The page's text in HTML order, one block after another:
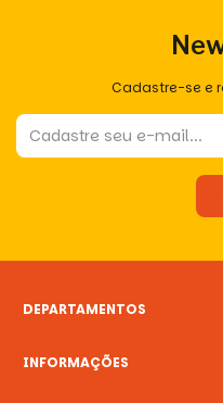
Cadastre-se e
DEPARTAMENTOS
INFORMAÇÕES